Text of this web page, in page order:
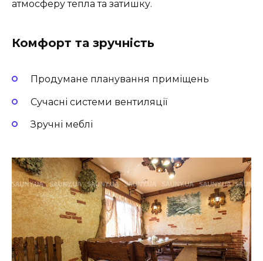
атмосферу тепла та затишку.
Комфорт та зручність
Продумане планування приміщень
Сучасні системи вентиляції
Зручні меблі